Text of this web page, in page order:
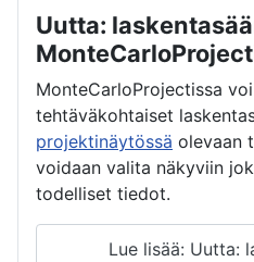
Uutta:
MonteCarloProjectissa
tehtäväkohtaiset
projektinäytössä olevaan
voidaan valita näkyviin
todelliset tiedot.
Lue lisää: Uutta: